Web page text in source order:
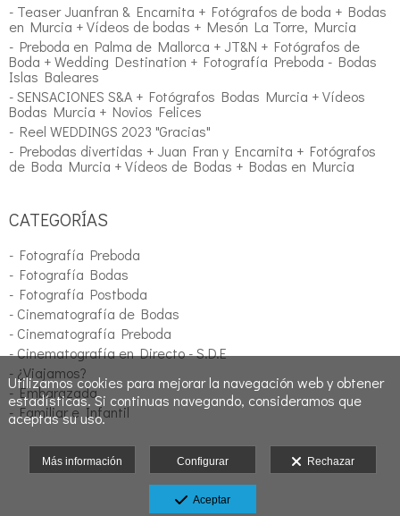
- Teaser Juanfran & Encarnita + Fotógrafos de boda + Bodas
en Murcia + Vídeos de bodas + Mesón La Torre, Murcia
- Preboda en Palma de Mallorca + JT&N + Fotógrafos de
Boda + Wedding Destination + Fotografía Preboda - Bodas
Islas Baleares
- SENSACIONES S&A + Fotógrafos Bodas Murcia + Vídeos
Bodas Murcia + Novios Felices
- Reel WEDDINGS 2023 "Gracias"
- Prebodas divertidas + Juan Fran y Encarnita + Fotógrafos
de Boda Murcia + Vídeos de Bodas + Bodas en Murcia
CATEGORÍAS
- Fotografía Preboda
- Fotografía Bodas
- Fotografía Postboda
- Cinematografía de Bodas
- Cinematografía Preboda
- Cinematografía en Directo - S.D.E
- ¿Viajamos?
- Embarazada
- Familiar e Infantil
Utilizamos cookies para mejorar la navegación web y obtener
estadísticas. Si continuas navegando, consideramos que
aceptas su uso.
Más información Configurar Rechazar
Aceptar